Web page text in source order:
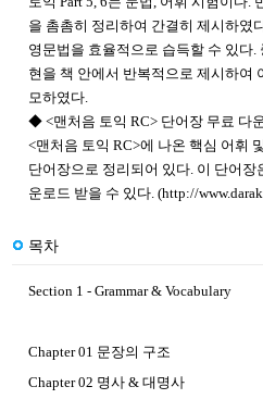
을 촘촘히 정리하여 간결히 제시하였
영문법을 효율적으로 습득할 수 있다.
현을 책 안에서 반복적으로 제시하여
모하였다.
◆ <맨처음 토익 RC> 단어장 무료 다
<맨처음 토익 RC>에 나온 핵심 어휘
단어장으로 정리되어 있다. 이 단어
운로드 받을 수 있다. (http://
목차
Section 1 - Grammar & Vocabulary
Chapter 01 문장의 구조
Chapter 02 명사 & 대명사